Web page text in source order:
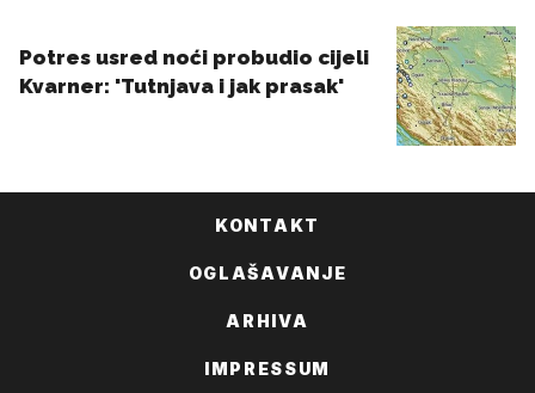
KONTAKT
OGLAŠAVANJE
ARHIVA
IMPRESSUM